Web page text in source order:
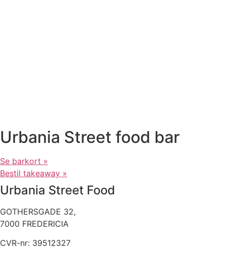
Urbania Street food bar
Se barkort »
Bestil takeaway »
Urbania Street Food
GOTHERSGADE 32,
7000 FREDERICIA
CVR-nr: 39512327